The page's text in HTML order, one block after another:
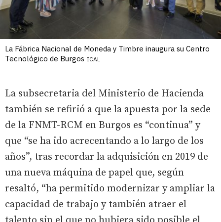
La Fábrica Nacional de Moneda y Timbre inaugura su Centro
Tecnológico de Burgos ICAL
La subsecretaria del Ministerio de Hacienda
también se refirió a que la apuesta por la sede
de la FNMT-RCM en Burgos es “continua” y
que “se ha ido acrecentando a lo largo de los
años”, tras recordar la adquisición en 2019 de
una nueva máquina de papel que, según
resaltó, “ha permitido modernizar y ampliar la
capacidad de trabajo y también atraer el